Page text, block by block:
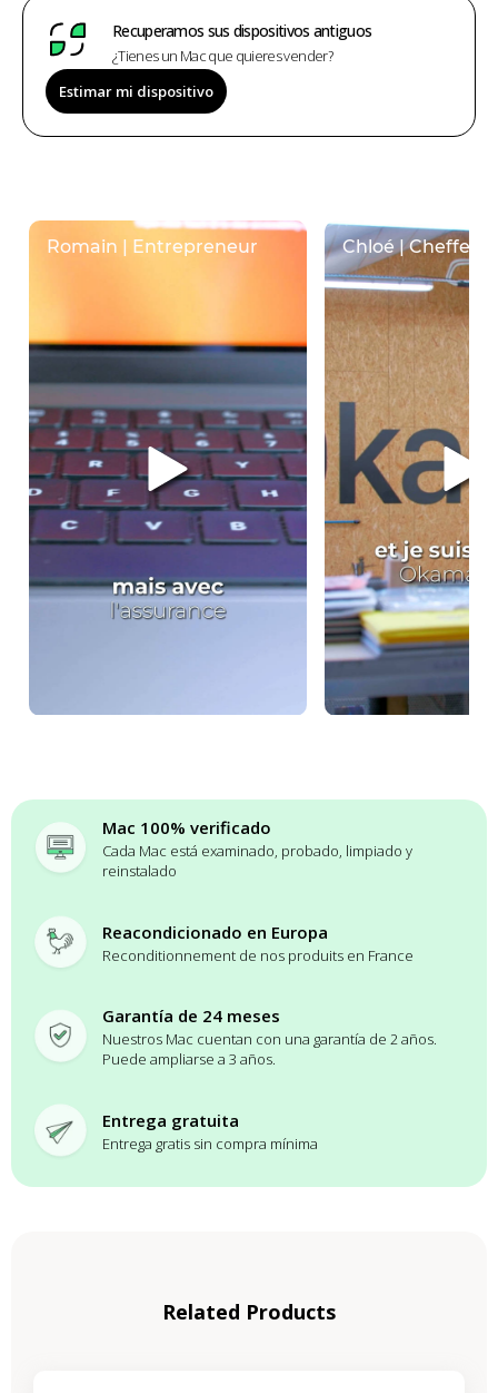
Recuperamos sus dispositivos antiguos
¿Tienes un Mac que quieres vender?
Estimar mi dispositivo
Mac 100% verificado
Cada Mac está examinado, probado, limpiado y
reinstalado
Reacondicionado en Europa
Reconditionnement de nos produits en France
Garantía de 24 meses
Nuestros Mac cuentan con una garantía de 2 años.
Puede ampliarse a 3 años.
Entrega gratuita
Entrega gratis sin compra mínima
Related Products